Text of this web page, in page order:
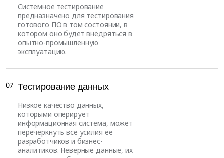
Системное тестирование
предназначено для тестирования
готового ПО в том состоянии, в
котором оно будет внедряться в
опытно-промышленную
эксплуатацию.
Тестирование данных
Низкое качество данных,
которыми оперирует
информационная система, может
перечеркнуть все усилия ее
разработчиков и бизнес-
аналитиков. Неверные данные, их
07